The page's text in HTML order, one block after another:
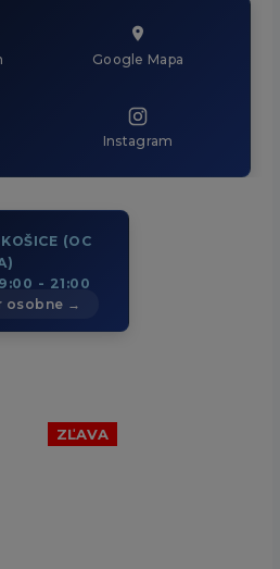
Google Mapa
Instagram
KOŠICE (OC
9:00 - 21:00
osobne →
ZĽAVA